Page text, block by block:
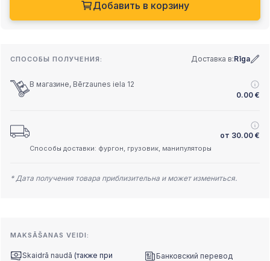
Добавить в корзину
СПОСОБЫ ПОЛУЧЕНИЯ: Доставка в:Rīga
В магазине, Bērzaunes iela 12
0.00 €
от 30.00 €
Способы доставки: фургон, грузовик, манипуляторы
* Дата получения товара приблизительна и может измениться.
MAKSĀŠANAS VEIDI:
Skaidrā naudā (также при
Банковский перевод